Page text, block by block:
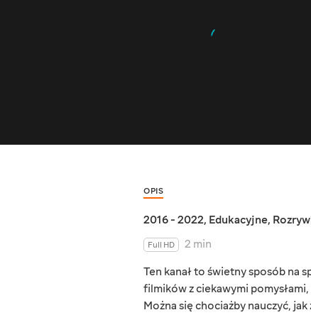
OPIS
2016 - 2022, Edukacyjne,
Full HD
2 min
Ten kanał to świetny sposób na
filmików z ciekawymi
Można się chociażby nauczyć,